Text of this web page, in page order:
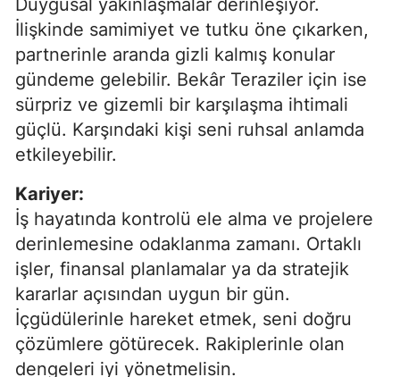
İlişkinde samimiyet ve tutku öne çıkarken,
partnerinle aranda gizli kalmış konular
gündeme gelebilir. Bekâr Teraziler için ise
sürpriz ve gizemli bir karşılaşma ihtimali
güçlü. Karşındaki kişi seni ruhsal anlamda
etkileyebilir.
Kariyer:
İş hayatında kontrolü ele alma ve projelere
derinlemesine odaklanma zamanı. Ortaklı
işler, finansal planlamalar ya da stratejik
kararlar açısından uygun bir gün.
İçgüdülerinle hareket etmek, seni doğru
çözümlere götürecek. Rakiplerinle olan
dengeleri iyi yönetmelisin.